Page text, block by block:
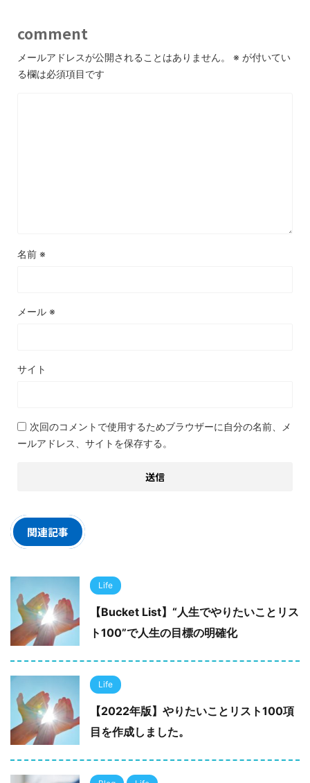
comment
メールアドレスが公開されることはありません。 ※ が付いてい
る欄は必須項目です
名前 ※
メール ※
サイト
次回のコメントで使用するためブラウザーに自分の名前、メ
ールアドレス、サイトを保存する。
関連記事
Life
【Bucket List】“人生でやりたいことリス
ト100”で人生の目標の明確化
Life
【2022年版】やりたいことリスト100項
目を作成しました。